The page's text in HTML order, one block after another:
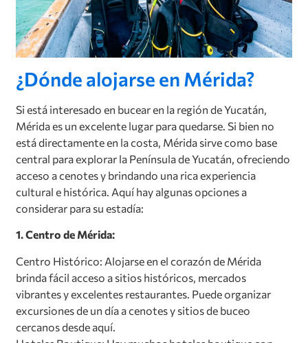
¿Dónde alojarse en Mérida?
Si está interesado en bucear en la región de Yucatán,
Mérida es un excelente lugar para quedarse. Si bien no
está directamente en la costa, Mérida sirve como base
central para explorar la Península de Yucatán, ofreciendo
acceso a cenotes y brindando una rica experiencia
cultural e histórica. Aquí hay algunas opciones a
considerar para su estadía:
1. Centro de Mérida:
Centro Histórico: Alojarse en el corazón de Mérida
brinda fácil acceso a sitios históricos, mercados
vibrantes y excelentes restaurantes. Puede organizar
excursiones de un día a cenotes y sitios de buceo
cercanos desde aquí.